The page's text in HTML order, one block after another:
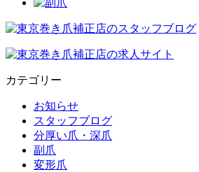
カテゴリー
お知らせ
スタッフブログ
分厚い爪・深爪
副爪
変形爪